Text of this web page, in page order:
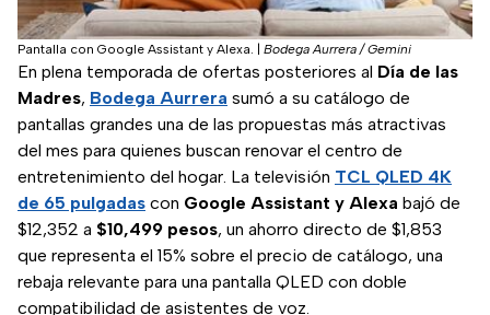
Pantalla con Google Assistant y Alexa. Bodega Aurrera / Gemini
En plena temporada de ofertas posteriores al Día de las
Madres, Bodega Aurrera sumó a su catálogo de
pantallas grandes una de las propuestas más atractivas
del mes para quienes buscan renovar el centro de
entretenimiento del hogar. La televisión TCL QLED 4K
de 65 pulgadas con Google Assistant y Alexa bajó de
$12,352 a $10,499 pesos, un ahorro directo de $1,853
que representa el 15% sobre el precio de catálogo, una
rebaja relevante para una pantalla QLED con doble
compatibilidad de asistentes de voz.